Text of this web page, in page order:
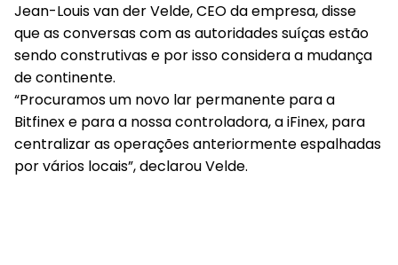
Jean-Louis van der Velde, CEO da empresa, disse
que as conversas com as autoridades suíças estão
sendo construtivas e por isso considera a mudança
de continente.
“Procuramos um novo lar permanente para a
Bitfinex e para a nossa controladora, a iFinex, para
centralizar as operações anteriormente espalhadas
por vários locais”, declarou Velde.